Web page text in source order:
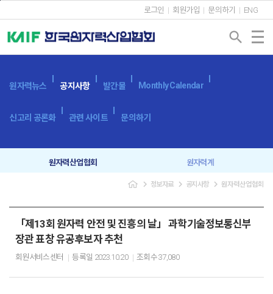
로그인 회원가입 문의하기 ENG
search
원자력뉴스 공지사항 발간물 Monthly Calendar
신고리 공론화 관련 사이트 문의하기
원자력산업협회 원자력계
navigate_next 정보자료 navigate_next 공지사항 navigate_next 원자력산업협회
「제13회 원자력 안전 및 진흥의 날」 과학기술정보통신부
장관 표창 유공후보자 추천
회원서비스센터 등록일 2023.10.20 조회수37,080